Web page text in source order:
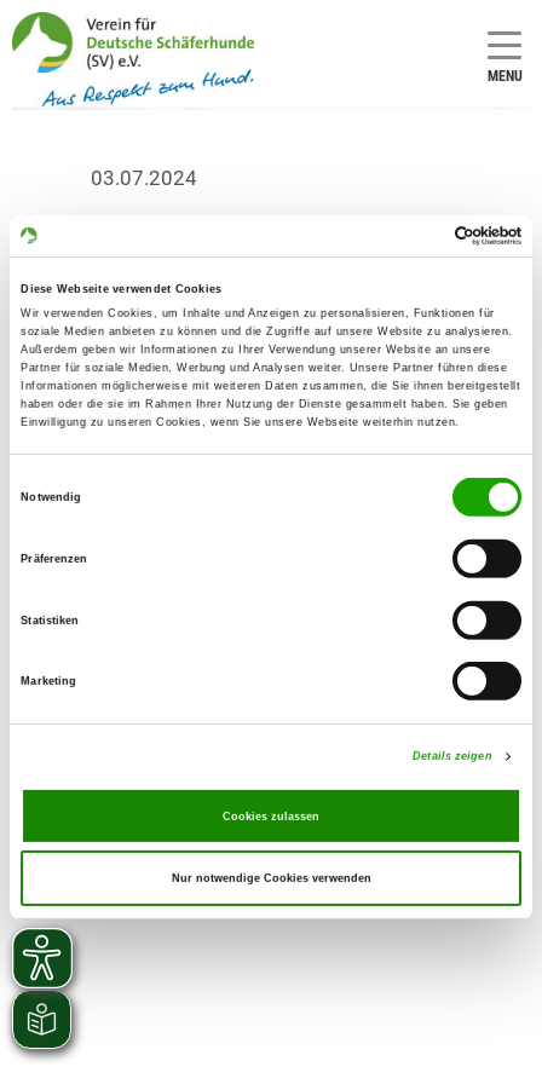
Diese Webseite verwendet Cookies
Wir verwenden Cookies, um Inhalte und Anzeigen zu personalisieren, Funktionen für
soziale Medien anbieten zu können und die Zugriffe auf unsere Website zu analysieren.
Außerdem geben wir Informationen zu Ihrer Verwendung unserer Website an unsere
Partner für soziale Medien, Werbung und Analysen weiter. Unsere Partner führen diese
Informationen möglicherweise mit weiteren Daten zusammen, die Sie ihnen bereitgestellt
haben oder die sie im Rahmen Ihrer Nutzung der Dienste gesammelt haben. Sie geben
Einwilligung zu unseren Cookies, wenn Sie unsere Webseite weiterhin nutzen.
Notwendig
Präferenzen
Statistiken
Marketing
Details zeigen
Cookies zulassen
Nur notwendige Cookies verwenden
MENU
03.07.2024
Nicht verpassen -
Meldeschluss:
10.07.2024
Verpassen Sie nicht den BSZ-
Meldeschluss am 10. Juli 2024 - wir